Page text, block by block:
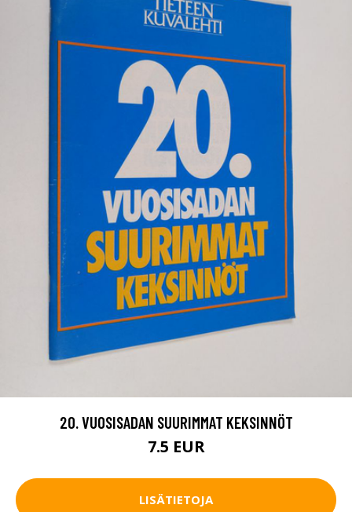
20. VUOSISADAN SUURIMMAT KEKSINNÖT
7.5 EUR
LISÄTIETOJA